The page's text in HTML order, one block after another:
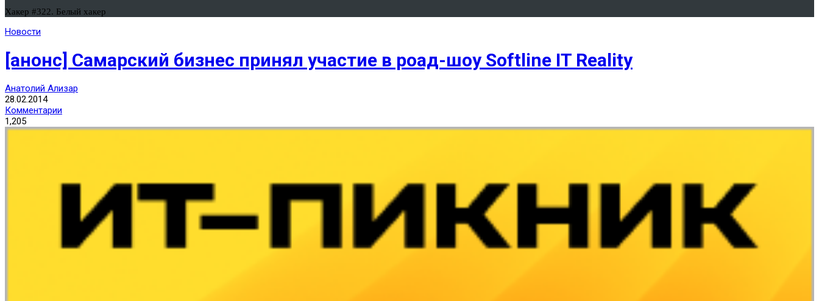
Хакер #322. Белый хакер
Новости
[анонс] Самарский бизнес принял участие в роад-шоу Softline IT Reality
Анатолий Ализар
28.02.2014
Комментарии
1,205